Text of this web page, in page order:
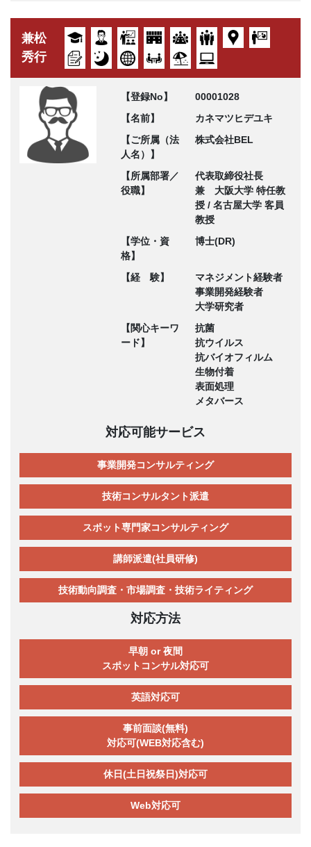
兼松
秀行
【登録No】
00001028
【名前】
カネマツヒデユキ
【ご所属（法
人名）】
株式会社BEL
【所属部署／
役職】
代表取締役社長
兼 大阪大学 特任教
授 / 名古屋大学 客員
教授
【学位・資
格】
博士(DR)
【経 験】
マネジメント経験者
事業開発経験者
大学研究者
【関心キーワ
ード】
抗菌
抗ウイルス
抗バイオフィルム
生物付着
表面処理
メタバース
対応可能サービス
事業開発コンサルティング
技術コンサルタント派遣
スポット専門家コンサルティング
講師派遣(社員研修)
技術動向調査・市場調査・技術ライティング
対応方法
早朝 or 夜間
スポットコンサル対応可
英語対応可
事前面談(無料)
対応可(WEB対応含む)
休日(土日祝祭日)対応可
Web対応可